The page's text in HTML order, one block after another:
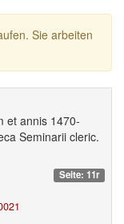
Sie arbeiten
et annis 1470-
Seminarii cleric.
Seite: 11r